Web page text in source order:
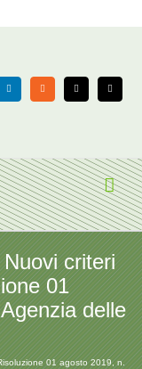
LinkedIn Rss X Email
criteri
01
delle
01 agosto 2019, n.